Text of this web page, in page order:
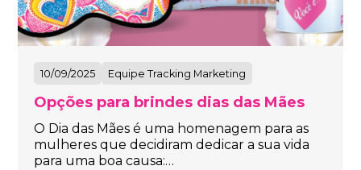
10/09/2025 Equipe Tracking Marketing
Opções para brindes dias das Mães
O Dia das Mães é uma homenagem para as
mulheres que decidiram dedicar a sua vida
para uma boa causa:…